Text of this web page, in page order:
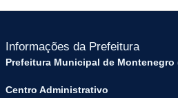
Informações da Prefeitura
Prefeitura Municipal de Montenegro
Centro Administrativo